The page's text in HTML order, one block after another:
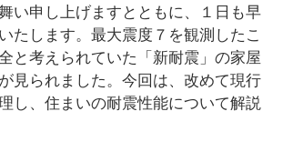
い申し上げますとともに、１日も早
たします。最大震度７を観測したこ
と考えられていた「新耐震」の家屋
見られました。今回は、改めて現行
し、住まいの耐震性能について解説